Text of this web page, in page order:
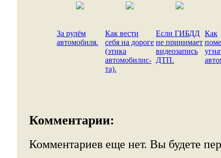
За рулём
автомобиля.
Как вести
себя на дороге
(этика
автомобилис-
та).
Если ГИБДД
не принимает
видеозапись
ДТП.
Как
Комментарии:
Комментариев еще нет. Вы будете